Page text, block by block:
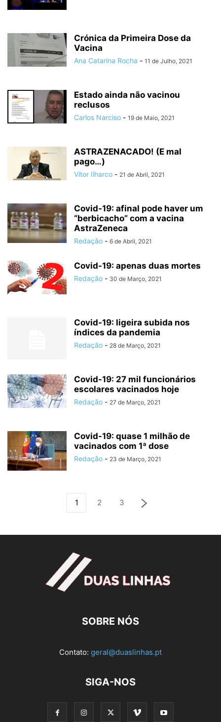
Crónica da Primeira Dose da
Vacina
Ana Catarina Rocha - 11 de Julho, 2021
Estado ainda não vacinou
reclusos
Carlos Narciso - 19 de Maio, 2021
ASTRAZENACADO! (E mal
pago…)
Vítor Ilharco - 21 de Abril, 2021
Covid-19: afinal pode haver um
“berbicacho” com a vacina
AstraZeneca
Redação - 6 de Abril, 2021
Covid-19: apenas duas mortes
Redação - 30 de Março, 2021
Covid-19: ligeira subida nos
índices da pandemia
Redação - 28 de Março, 2021
Covid-19: 27 mil funcionários
escolares vacinados hoje
Redação - 27 de Março, 2021
Covid-19: quase 1 milhão de
vacinados com 1ª dose
Redação - 23 de Março, 2021
1 2 3
SOBRE NÓS
Contato: geral@duaslinhas.pt
SIGA-NOS